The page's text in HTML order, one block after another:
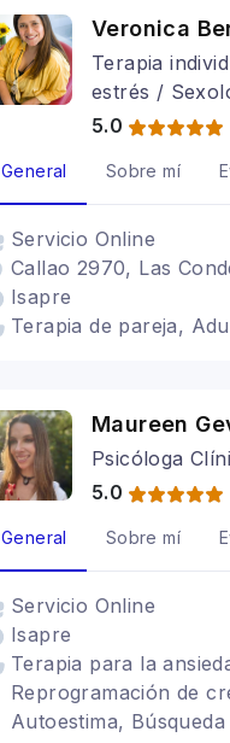
Estrés postraumático,
Cognitivo conductual
Veronica
Terapia
estrés /
5.0
General Sobre mí
Servicio Online
Callao 2970, Las
Isapre
Terapia de pareja,
Maureen
Psicóloga
5.0
General Sobre mí
Servicio Online
Isapre
Terapia para la
Reprogramación de
Autoestima,